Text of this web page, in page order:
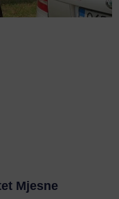
Mjesne